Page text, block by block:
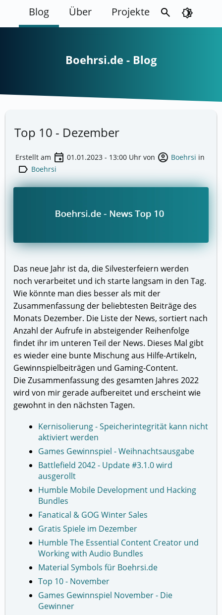
Blog Über Projekte search brightness_4
Boehrsi.de - Blog
Top 10 - Dezember
Erstellt am event 01.01.2023 - 13:00 Uhr von account_circle Boehrsi in
label Boehrsi
Das neue Jahr ist da, die Silvesterfeiern werden
noch verarbeitet und ich starte langsam in den Tag.
Wie könnte man dies besser als mit der
Zusammenfassung der beliebtesten Beiträge des
Monats Dezember. Die Liste der News, sortiert nach
Anzahl der Aufrufe in absteigender Reihenfolge
findet ihr im unteren Teil der News. Dieses Mal gibt
es wieder eine bunte Mischung aus Hilfe-Artikeln,
Gewinnspielbeiträgen und Gaming-Content.
Die Zusammenfassung des gesamten Jahres 2022
wird von mir gerade aufbereitet und erscheint wie
gewohnt in den nächsten Tagen.
Kernisolierung - Speicherintegrität kann nicht
aktiviert werden
Games Gewinnspiel - Weihnachtsausgabe
Battlefield 2042 - Update #3.1.0 wird
ausgerollt
Humble Mobile Development und Hacking
Bundles
Fanatical & GOG Winter Sales
Gratis Spiele im Dezember
Humble The Essential Content Creator und
Working with Audio Bundles
Material Symbols für Boehrsi.de
Top 10 - November
Games Gewinnspiel November - Die
Gewinner